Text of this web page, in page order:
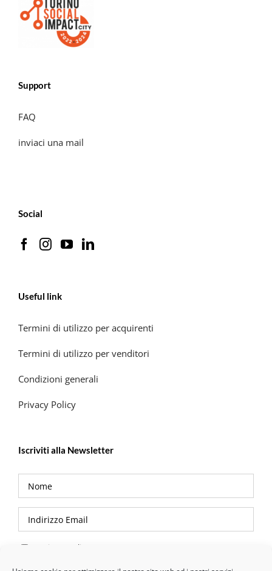
Support
FAQ
inviaci una mail
Social
Useful link
Termini di utilizzo per acquirenti
Termini di utilizzo per venditori
Condizioni generali
Privacy Policy
Iscriviti alla Newsletter
Privacy Policy